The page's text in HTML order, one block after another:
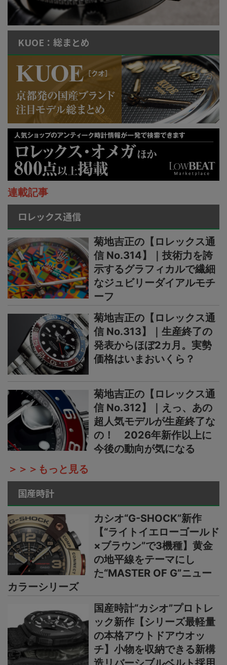
KUOE：総まとめ
連載記事
ロレックス通信
菊地吉正の【ロレックス通
信 No.314】｜技術力を誇
示するグラフィカルで繊細
なジュビリーダイアルモチ
ーフ
菊地吉正の【ロレックス通
信 No.313】｜生産終了の
発表からほぼ2カ月。実勢
価格はいまおいくら？
菊地吉正の【ロレックス通
信 No.312】｜えっ、あの
超人気モデルが生産終了な
の！ 2026年新作以上に
今後の動向が気になる
＞＞＞もっと見る
国産時計
カシオ“G-SHOCK”新作
【“ライトイエローゴールド
×ブラウン”で3機種】黄金
の地平線をテーマにし
た“MASTER OF G”ニュー
カラーシリーズ
国産時計“カシオ”プロトレ
ック新作【シリーズ最軽量
の本格アウトドアウオッ
チ】小物を収納できる新構